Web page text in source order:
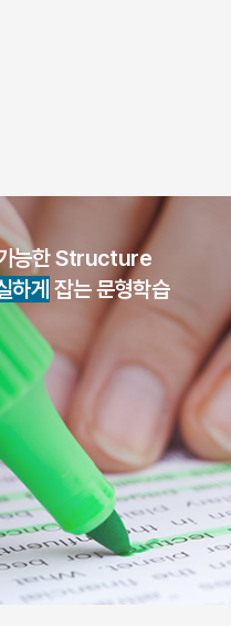
능한 Structure
하게 잡는 문형학습